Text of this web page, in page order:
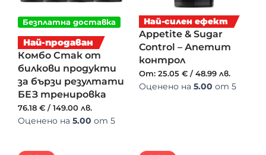
Безплатна доставка
Най-продаван
Комбо Стак от
билкови продукти
за бързи резултати
БЕЗ тренировка
76.18 € /149.00 лв.
Оценено на 5.00 от 5
Най-силен ефект
Appetite & Sugar
Control – Апетит
контрол
От: 25.05 € /48.99 лв.
Оценено на 5.00 от 5